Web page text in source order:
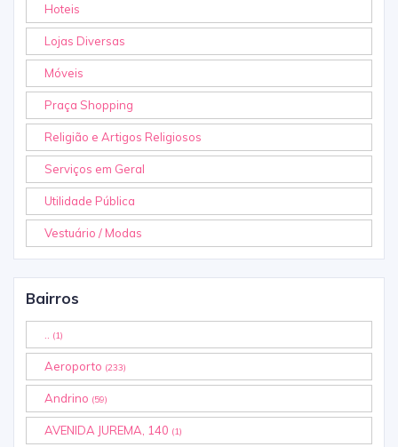
Hoteis
Lojas Diversas
Móveis
Praça Shopping
Religião e Artigos Religiosos
Serviços em Geral
Utilidade Pública
Vestuário / Modas
Bairros
(1)
Aeroporto (233)
Andrino (59)
AVENIDA JUREMA, 140 (1)